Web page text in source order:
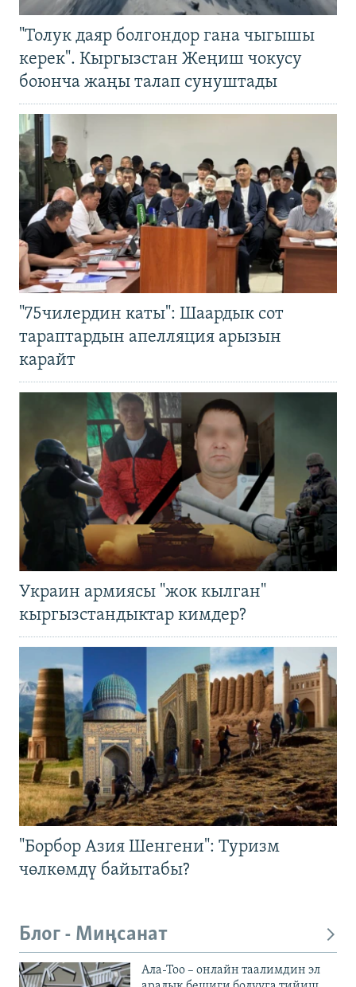
"Толук даяр болгондор гана чыгышы
керек". Кыргызстан Жеңиш чокусу
боюнча жаңы талап сунуштады
"75чилердин каты": Шаардык сот
тараптардын апелляция арызын
карайт
Украин армиясы "жок кылган"
кыргызстандыктар кимдер?
"Борбор Азия Шенгени": Туризм
чөлкөмдү байытабы?
Блог - Миңсанат
Ала-Тоо – онлайн таалимдин эл